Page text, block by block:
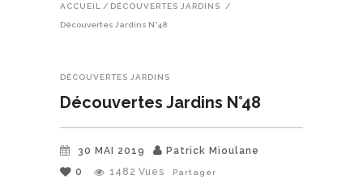
ACCUEIL / DÉCOUVERTES JARDINS /
Découvertes Jardins N°48
DÉCOUVERTES JARDINS
Découvertes Jardins N°48
30 MAI 2019
Patrick Mioulane
0
1482 Vues Partager